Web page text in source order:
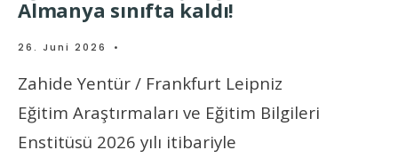
Almanya sınıfta kaldı!
26. Juni 2026 •
Zahide Yentür / Frankfurt Leipniz
Eğitim Araştırmaları ve Eğitim Bilgileri
Enstitüsü 2026 yılı itibariyle